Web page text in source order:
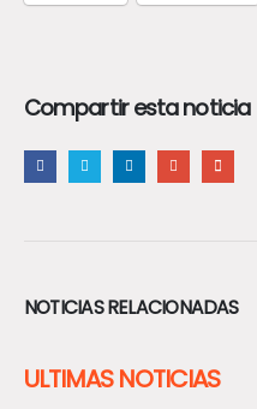
Compartir esta noticia
NOTICIAS RELACIONADAS
ULTIMAS NOTICIAS